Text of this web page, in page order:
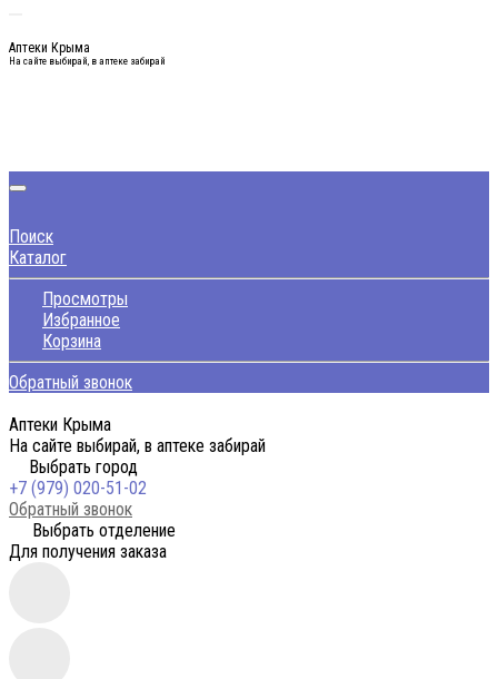
Аптеки Крыма
На сайте выбирай, в аптеке забирай
Поиск
Каталог
Просмотры
Избранное
Корзина
Обратный звонок
Аптеки Крыма
На сайте выбирай, в аптеке забирай
Выбрать город
+7 (979) 020-51-02
Обратный звонок
Выбрать отделение
Для получения заказа